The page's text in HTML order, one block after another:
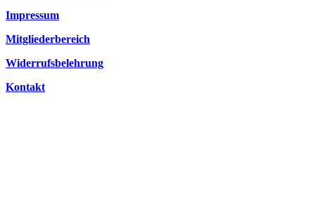
Impressum
Mitgliederbereich
Widerrufsbelehrung
Kontakt